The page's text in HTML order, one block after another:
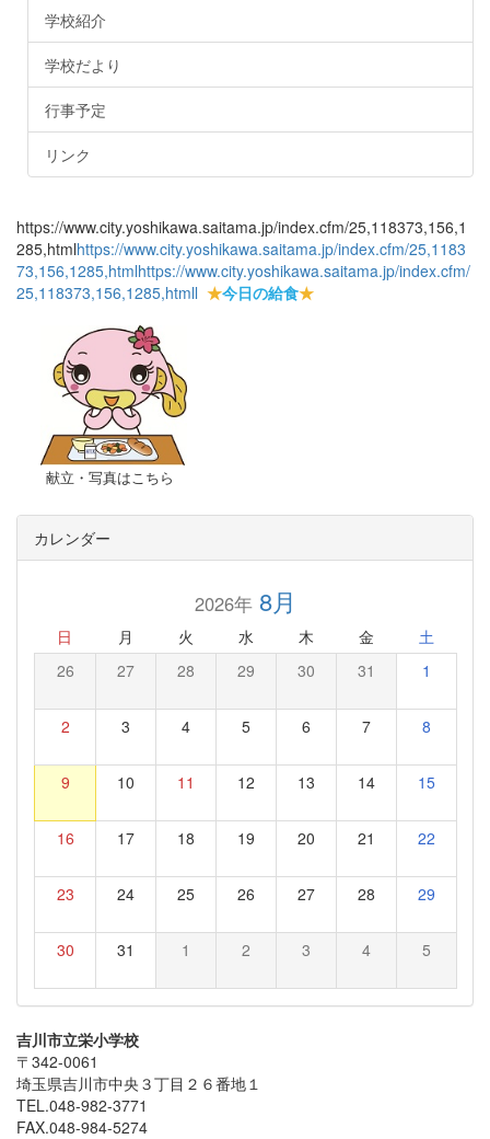
学校紹介
学校だより
行事予定
リンク
https://www.city.yoshikawa.saitama.jp/index.cfm/25,118373,156,1
285,htmlhttps://www.city.yoshikawa.saitama.jp/index.cfm/25,1183
73,156,1285,htmlhttps://www.city.yoshikawa.saitama.jp/index.cfm/
25,118373,156,1285,htmll ★今日の給食★
献立・写真はこちら
カレンダー
2026年8月
日 月 火 水 木 金 土
26 27 28 29 30 31 1
2 3 4 5 6 7 8
9 10 11 12 13 14 15
16 17 18 19 20 21 22
23 24 25 26 27 28 29
30 31 1 2 3 4 5
吉川市立栄小学校
〒342-0061
埼玉県吉川市中央３丁目２６番地１
TEL.048-982-3771
FAX.048-984-5274